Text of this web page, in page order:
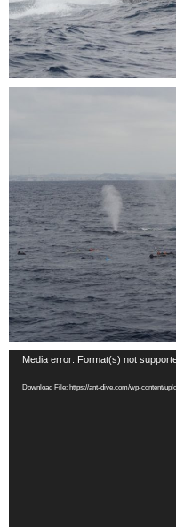
Media error: Format(s) not
Download File: https://ant-dive.com/wp-content/